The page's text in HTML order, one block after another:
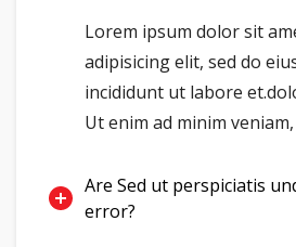
Lorem ipsum dolor sit
adipisicing elit, sed do
incididunt ut labore
Ut enim ad minim
Are Sed ut perspiciatis
error?